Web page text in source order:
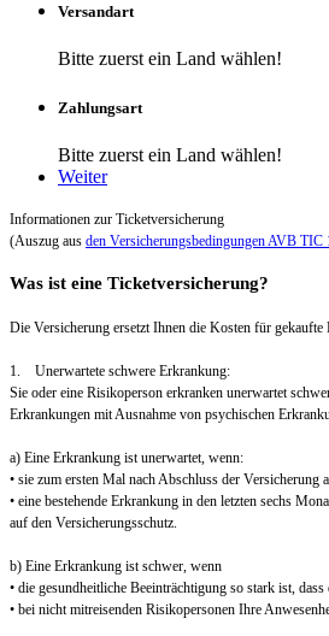
Versandart
Bitte zuerst ein Land wählen!
Zahlungsart
Bitte zuerst ein Land wählen!
Weiter
Informationen zur Ticketversicherung
(Auszug aus den Versicherungsbedingungen AVB TIC
Was ist eine Ticketversicherung?
Die Versicherung ersetzt Ihnen die Kosten für
1. Unerwartete schwere Erkrankung:
Sie oder eine Risikoperson erkranken unerwartet
Erkrankungen mit Ausnahme von psychischen
a) Eine Erkrankung ist unerwartet, wenn:
• sie zum ersten Mal nach Abschluss der Versicherung
• eine bestehende Erkrankung in den letzten sechs
auf den Versicherungsschutz.
b) Eine Erkrankung ist schwer, wenn
• die gesundheitliche Beeinträchtigung so stark ist,
• bei nicht mitreisenden Risikopersonen Ihre